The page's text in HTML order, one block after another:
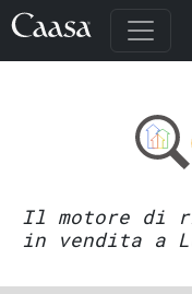
Il motore di
in vendita a